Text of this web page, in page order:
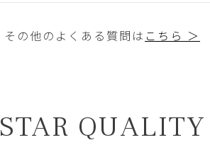
その他のよくある質問は こちら ＞
STAR QUALITY